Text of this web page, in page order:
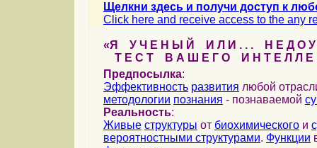
Щелкни здесь и получи доступ к
Click here and receive access to the any
«Я У Ч Е Н Ы Й И Л И . . . Н Е Д О У
Т Е С Т В А Ш Е Г О И Н Т Е Л Л Е
Предпосылка:
Эффективность развития любой
методологии познания - познаваемой
Реальность:
Живые структуры от биохимического и
вероятностными структурами. Функции